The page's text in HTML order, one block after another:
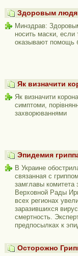
Здоровым
Минздрав:
носить маски, если
оказывают помощь
Як визначити
Як визначити
симптоми,
захворюваннями
Эпидемия
В Украине
связанная с
замглавы комитета
Верховной Рады
всех регионах
заразившихся
смертность.
предпосылках к
Осторожно